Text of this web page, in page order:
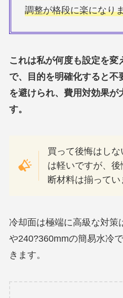
調整が格段に楽になり
これは私が何度も設定を変
で、目的を明確化すると不
を避けられ、費用対効果が
す。
買って後悔はし
は軽いですが、
断材料は揃ってい
冷却面は極端に高級な対策
や240?360mmの簡易水冷
きます。